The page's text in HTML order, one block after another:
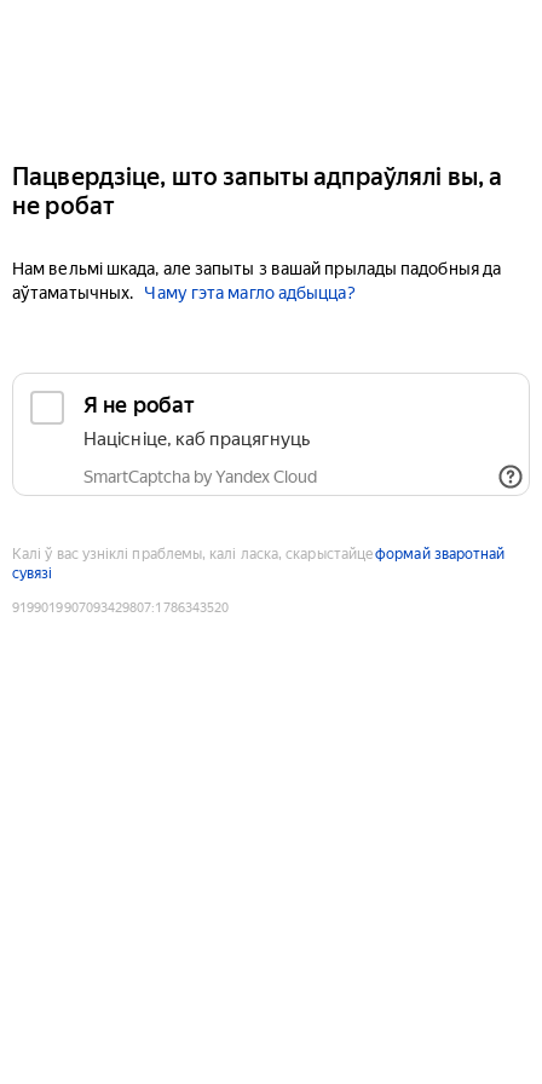
Пацвердзіце, што запыты адпраўлялі вы, а
не робат
Нам вельмі шкада, але запыты з вашай прылады падобныя да
аўтаматычных.
Чаму гэта магло адбыцца?
Я не робат
Націсніце, каб працягнуць
SmartCaptcha by Yandex Cloud
Калі ў вас узніклі праблемы, калі ласка, скарыстайцеформай зваротнай
сувязі
9199019907093429807:1786343520